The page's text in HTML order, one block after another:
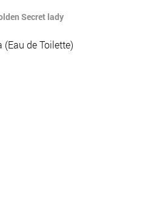
Secret lady
(Eau de Toilette)